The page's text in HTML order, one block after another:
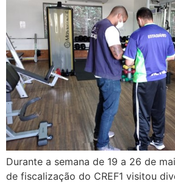
Durante a semana de 19 a 26 de
de fiscalização do CREF1 visitou